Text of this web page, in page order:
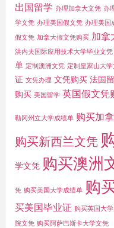
出国留学 办理加拿大文凭 办
学文凭 办理美国假文凭 办理美国
假文凭 加拿大假文凭购买 加拿
洪内夫国际应用技术大学毕业文凭
单 定制澳洲文凭 定制皇家山大
证 文凭办理 文凭购买 法国
购买 美国留学 英国假文凭
勒冈州立大学成绩单 购买加
购买新西兰文凭
学文凭 购买澳洲
凭 购买美国大学成绩单 购
买美国毕业证 购买英国大
院文凭 购买阿萨巴斯卡大学文凭